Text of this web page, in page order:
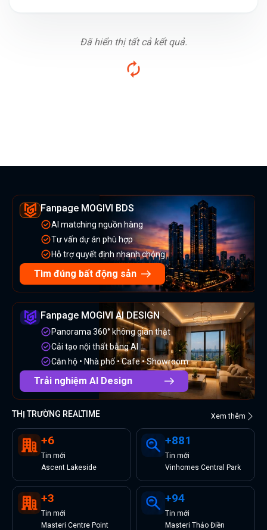
Đã hiển thị tất cả kết quả.
Fanpage MOGIVI BDS
AI matching nguồn hàng
Tư vấn dự án phù hợp
Hỗ trợ quyết định nhanh chóng
Tìm đúng bất động sản
Fanpage MOGIVI AI DESIGN
Panorama 360° không gian thật
Cải tạo nội thất bằng AI
Căn hộ • Nhà phố • Cafe • Showroom
Trải nghiệm AI Design
THỊ TRƯỜNG REALTIME Xem thêm
+6
Tin mới
Ascent Lakeside
+881
Tin mới
Vinhomes Central Park
+3
Tin mới
Masteri Centre Point
+94
Tin mới
Masteri Thảo Điền